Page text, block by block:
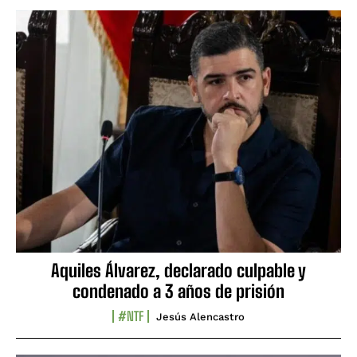
Aquiles Álvarez, declarado culpable y
condenado a 3 años de prisión
#NTF Jesús Alencastro